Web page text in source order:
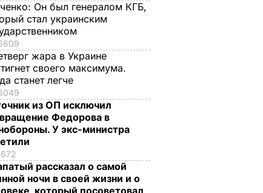
Он был генералом КГБ,
стал украинским
жара в Украине
своего максимума.
станет легче
из ОП исключил
Федорова в
У экс-министра
рассказал о самой
ночи в своей жизни и о
который посоветовал